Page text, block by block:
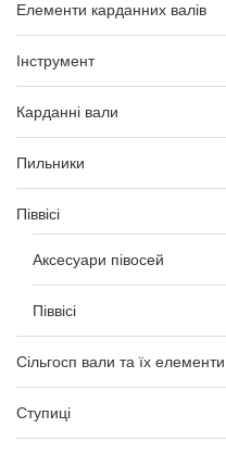
Елементи карданних валів
Інструмент
Карданні вали
Пильники
Піввісі
Аксесуари півосей
Піввісі
Сільгосп вали та їх елементи
Ступиці